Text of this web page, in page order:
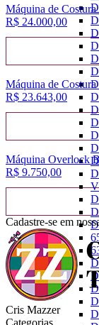
Máquina de
R$ 24.000,00
Máquina de
R$ 23.643,00
Máquina Overlock
R$ 9.750,00
Cadastre-se em
Cris Mazzer
Categorias